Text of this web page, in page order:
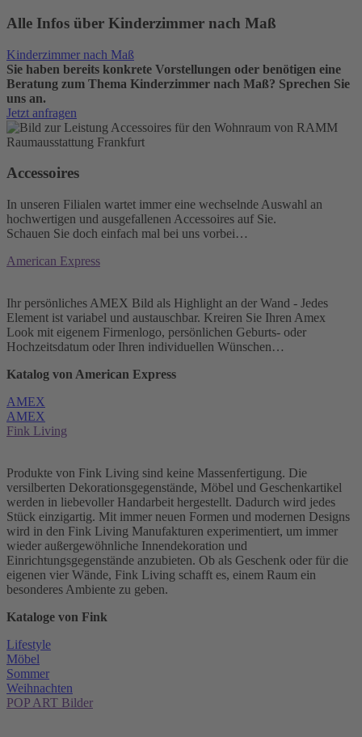
Alle Infos über Kinderzimmer nach Maß
Kinderzimmer nach Maß
Sie haben bereits konkrete Vorstellungen oder benötigen eine
Beratung zum Thema Kinderzimmer nach Maß? Sprechen Sie
uns an.
Jetzt anfragen
Accessoires
In unseren Filialen wartet immer eine wechselnde Auswahl an
hochwertigen und ausgefallenen Accessoires auf Sie.
Schauen Sie doch einfach mal bei uns vorbei…
American Express
Ihr persönliches AMEX Bild als Highlight an der Wand - Jedes
Element ist variabel und austauschbar. Kreiren Sie Ihren Amex
Look mit eigenem Firmenlogo, persönlichen Geburts- oder
Hochzeitsdatum oder Ihren individuellen Wünschen…
Katalog von American Express
AMEX
AMEX
Fink Living
Produkte von Fink Living sind keine Massenfertigung. Die
versilberten Dekorationsgegenstände, Möbel und Geschenkartikel
werden in liebevoller Handarbeit hergestellt. Dadurch wird jedes
Stück einzigartig. Mit immer neuen Formen und modernen Designs
wird in den Fink Living Manufakturen experimentiert, um immer
wieder außergewöhnliche Innendekoration und
Einrichtungsgegenstände anzubieten. Ob als Geschenk oder für die
eigenen vier Wände, Fink Living schafft es, einem Raum ein
besonderes Ambiente zu geben.
Kataloge von Fink
Lifestyle
Möbel
Sommer
Weihnachten
POP ART Bilder